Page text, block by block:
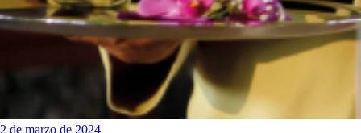
2 de marzo de 2024